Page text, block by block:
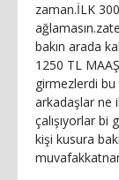
zaman.İLK
bakın arada
1250 TL
girmezlerdi
arkadaşlar ne
çalışıyorlar bi
kişi kusura